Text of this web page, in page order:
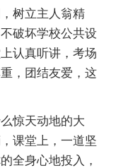
树立主人翁精
破坏学校公共设
认真听讲，考场
，团结友爱，这
惊天动地的大
课堂上，一道坚
全身心地投入，